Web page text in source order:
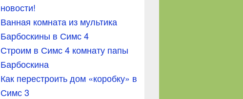
новости!
Ванная комната из мультика
Барбоскины в Симс 4
Строим в Симс 4 комнату папы
Барбоскина
Как перестроить дом «коробку» в
Симс 3